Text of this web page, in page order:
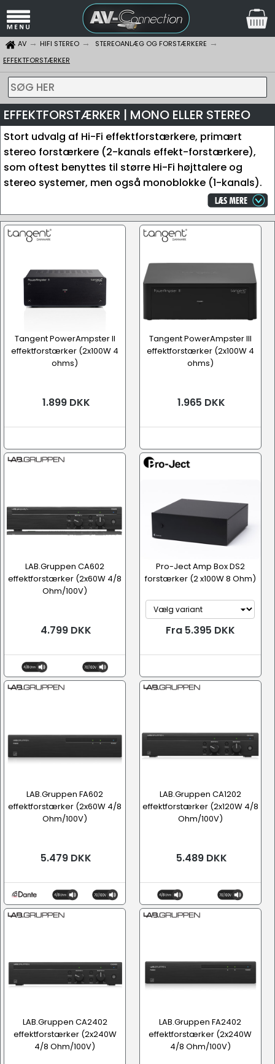
AV HIFI STEREO
STEREOANLÆG OG FORSTÆRKERE
EFFEKTFORSTÆRKER
SØG HER
EFFEKTFORSTÆRKER | MONO ELLER STEREO
Stort udvalg af Hi-Fi effektforstærkere, primært
stereo forstærkere (2-kanals effekt-forstærkere),
som oftest benyttes til større Hi-Fi højttalere og
stereo systemer, men også monoblokke (1-kanals).
Tangent PowerAmpster II
effektforstærker (2x100W 4
ohms)
1.899 DKK
Tangent PowerAmpster III
effektforstærker (2x100W 4
ohms)
1.965 DKK
LAB.Gruppen CA602
effektforstærker (2x60W 4/8
Ohm/100V)
4.799 DKK
Pro-Ject Amp Box DS2
forstærker (2 x100W 8 Ohm)
Fra 5.395 DKK
LAB.Gruppen FA602
effektforstærker (2x60W 4/8
Ohm/100V)
5.479 DKK
LAB.Gruppen CA1202
effektforstærker (2x120W 4/8
Ohm/100V)
5.489 DKK
LAB.Gruppen CA2402
effektforstærker (2x240W
4/8 Ohm/100V)
LAB.Gruppen FA2402
effektforstærker (2x240W
4/8 Ohm/100V)